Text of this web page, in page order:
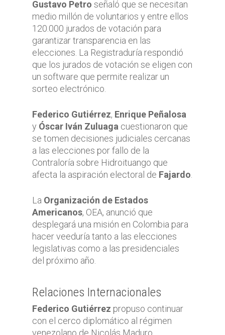
Gustavo Petro señaló que se necesitan
medio millón de voluntarios y entre ellos
120.000 jurados de votación para
garantizar transparencia en las
elecciones. La Registraduría respondió
que los jurados de votación se eligen con
un software que permite realizar un
sorteo electrónico.
Federico Gutiérrez, Enrique Peñalosa
y Óscar Iván Zuluaga cuestionaron que
se tomen decisiones judiciales cercanas
a las elecciones por fallo de la
Contraloría sobre Hidroituango que
afecta la aspiración electoral de Fajardo
La Organización de Estados
Americanos, OEA, anunció que
desplegará una misión en Colombia para
hacer veeduría tanto a las elecciones
legislativas como a las presidenciales
del próximo año.
Relaciones Internacionales
Federico Gutiérrez propuso continuar
con el cerco diplomático al régimen
venezolano de Nicolás Maduro.